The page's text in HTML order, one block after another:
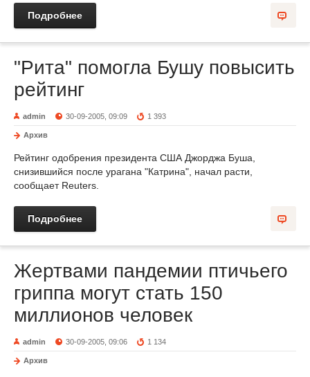
Подробнее
"Рита" помогла Бушу повысить
рейтинг
admin 30-09-2005, 09:09 1 393
Архив
Рейтинг одобрения президента США Джорджа Буша,
снизившийся после урагана "Катрина", начал расти,
сообщает Reuters.
Подробнее
Жертвами пандемии птичьего
гриппа могут стать 150
миллионов человек
admin 30-09-2005, 09:06 1 134
Архив